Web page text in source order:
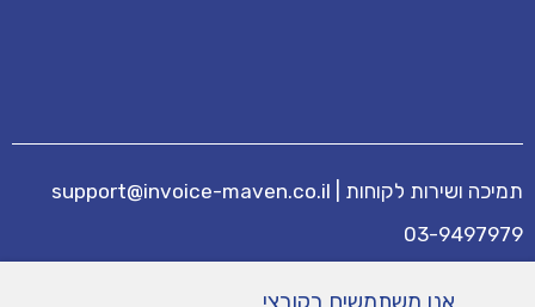
תמיכה ושירות לקוחות support@invoice-maven.co.il
03-9497979